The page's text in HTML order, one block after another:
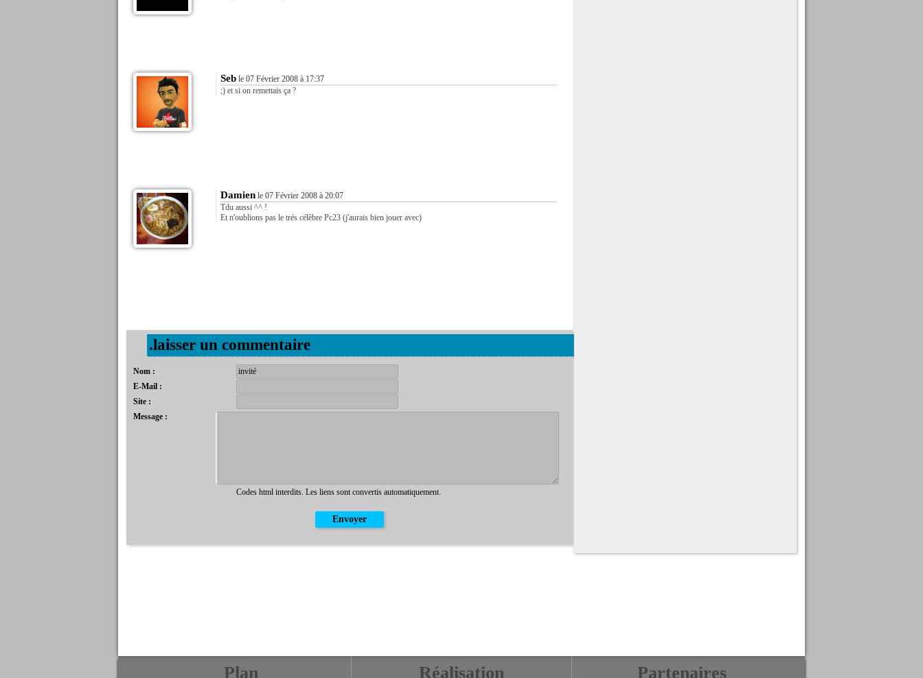
Seb le 07 Février 2008 à 17:37
;) et si on remettais ça ?
Damien le 07 Février 2008 à 20:07
Tdu aussi ^^ !
Et n'oublions pas le trés célèbre Pc23 (j'aurais bien jouer avec)
.laisser un commentaire
Nom :
E-Mail :
Site :
Message :
Codes html interdits. Les liens sont convertis automatiquement.
Plan Réalisation Partenaires